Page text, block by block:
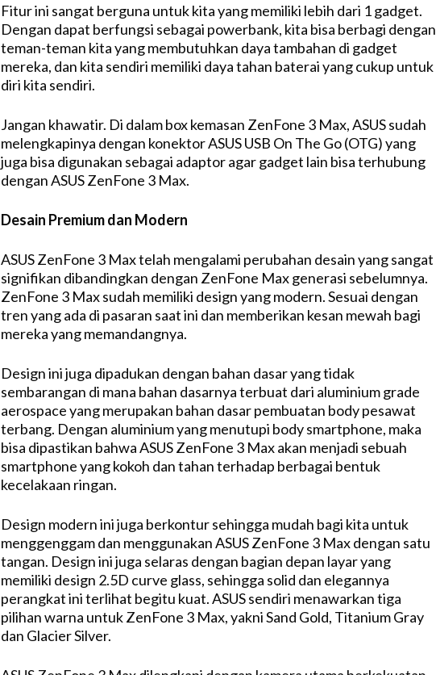
Fitur ini sangat berguna untuk kita yang memiliki lebih dari 1 gadget.
Dengan dapat berfungsi sebagai powerbank, kita bisa berbagi dengan
teman-teman kita yang membutuhkan daya tambahan di gadget
mereka, dan kita sendiri memiliki daya tahan baterai yang cukup untuk
diri kita sendiri.
Jangan khawatir. Di dalam box kemasan ZenFone 3 Max, ASUS sudah
melengkapinya dengan konektor ASUS USB On The Go (OTG) yang
juga bisa digunakan sebagai adaptor agar gadget lain bisa terhubung
dengan ASUS ZenFone 3 Max.
Desain Premium dan Modern
ASUS ZenFone 3 Max telah mengalami perubahan desain yang sangat
signifikan dibandingkan dengan ZenFone Max generasi sebelumnya.
ZenFone 3 Max sudah memiliki design yang modern. Sesuai dengan
tren yang ada di pasaran saat ini dan memberikan kesan mewah bagi
mereka yang memandangnya.
Design ini juga dipadukan dengan bahan dasar yang tidak
sembarangan di mana bahan dasarnya terbuat dari aluminium grade
aerospace yang merupakan bahan dasar pembuatan body pesawat
terbang. Dengan aluminium yang menutupi body smartphone, maka
bisa dipastikan bahwa ASUS ZenFone 3 Max akan menjadi sebuah
smartphone yang kokoh dan tahan terhadap berbagai bentuk
kecelakaan ringan.
Design modern ini juga berkontur sehingga mudah bagi kita untuk
menggenggam dan menggunakan ASUS ZenFone 3 Max dengan satu
tangan. Design ini juga selaras dengan bagian depan layar yang
memiliki design 2.5D curve glass, sehingga solid dan elegannya
perangkat ini terlihat begitu kuat. ASUS sendiri menawarkan tiga
pilihan warna untuk ZenFone 3 Max, yakni Sand Gold, Titanium Gray
dan Glacier Silver.